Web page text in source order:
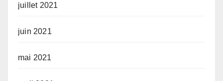
juillet 2021
juin 2021
mai 2021